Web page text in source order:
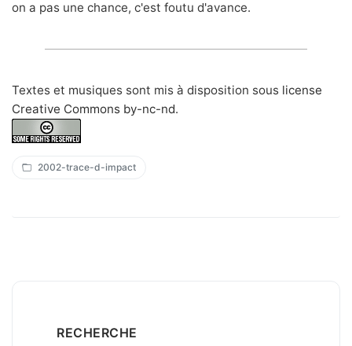
on a pas une chance, c'est foutu d'avance.
Textes et musiques sont mis à disposition sous license
Creative Commons by-nc-nd.
2002-trace-d-impact
RECHERCHE